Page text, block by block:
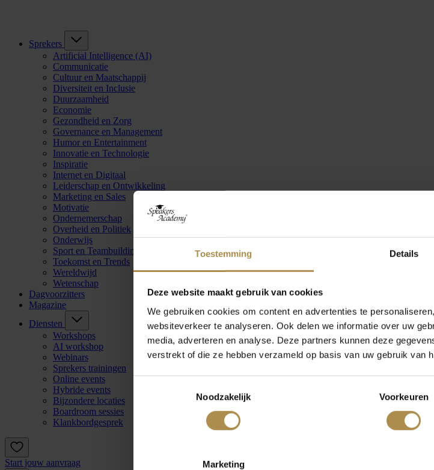
Toestemming Details
Deze website maakt gebruik van cookies
We gebruiken cookies om content en advertenties te
websiteverkeer te analyseren. Ook delen we informatie over uw
media, adverteren en analyse. Deze partners kunnen deze
verstrekt of die ze hebben verzameld op basis van uw gebruik van
Noodzakelijk
Voorkeuren
Marketing
Sprekers
Artificial Intelligence (AI)
Communicatie
Cultuur en Maatschappij
Diversiteit en Inclusie
Duurzaamheid
Economie
Gezondheid en Zorg
Governance en Management
Humor en Entertainment
Innovatie en Technologie
Inspiratie
Internet en Digitaal
Leiderschap en Ontwikkeling
Marketing en Sales
Motivatie
Ondernemerschap
Overheid en Politiek
Onderwijs
Sport en Teambuilding
Toekomst en Trends
Wereldwijd
Wetenschap
Dagvoorzitters
Magazine
Diensten
Workshops
AI workshop
Webinars
Sprekers trainingen
Online events
Hybride events
Bijzondere locaties
Boardroom sessies
Klankbordgesprek
Start jouw aanvraag